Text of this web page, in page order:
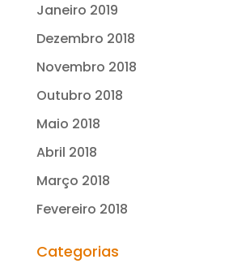
Janeiro 2019
Dezembro 2018
Novembro 2018
Outubro 2018
Maio 2018
Abril 2018
Março 2018
Fevereiro 2018
Categorias